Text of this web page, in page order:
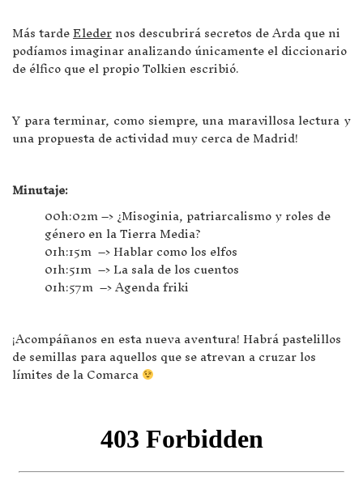
Más tardeEledernos descubrirá secretos de Arda que ni
podíamos imaginar analizando únicamente el diccionario
de élfico que el propio Tolkien escribió.
Y para terminar, como siempre, una maravillosa lectura y
una propuesta de actividad muy cerca de Madrid!
Minutaje:
00h:02m –> ¿Misoginia, patriarcalismo y roles de
género en la Tierra Media?
01h:15m –> Hablar como los elfos
01h:51m –> La sala de los cuentos
01h:57m –> Agenda friki
¡Acompáñanos en esta nueva aventura! Habrá pastelillos
de semillas para aquellos que se atrevan a cruzar los
límites de la Comarca